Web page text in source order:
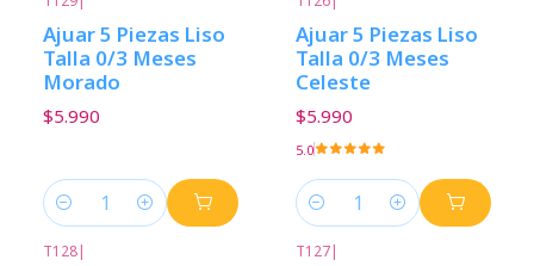
Ajuar 5 Piezas Liso
Talla 0/3 Meses
Morado
$5.990
Cantidad
Ajuar 5 Piezas Liso
Talla 0/3 Meses
Celeste
$5.990
5.0
Cantidad
T128| T127|